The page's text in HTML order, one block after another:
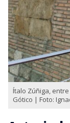
Ítalo Zúñiga,
Gótico | Foto: